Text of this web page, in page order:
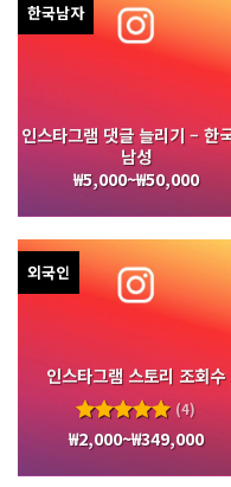
한국남자
인스타그램 댓글 늘리기 – 한
남성
₩5,000~₩50,000
외국인
인스타그램 스토리 조회수
5 중에서
5.00
평가됨
(4)
₩2,000~₩349,000